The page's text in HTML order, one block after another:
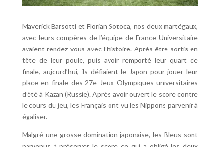
Maverick Barsotti et Florian Sotoca, nos deux martégaux,
avec leurs compères de l’équipe de France Universitaire
avaient rendez-vous avec l’histoire. Après être sortis en
tête de leur poule, puis avoir remporté leur quart de
finale, aujourd’hui, ils défiaient le Japon pour jouer leur
place en finale des 27e Jeux Olympiques universitaires
d’été à Kazan (Russie). Après avoir ouvert le score contre
le cours du jeu, les Français ont vu les Nippons parvenir à
égaliser.
Malgré une grosse domination japonaise, les Bleus sont